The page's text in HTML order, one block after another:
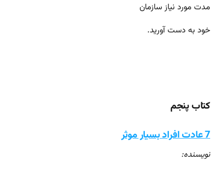
مدت مورد نیاز سازمان
خود به دست آورید.
کتاب پنجم
7 عادت افراد بسیار موثر
نویسنده: